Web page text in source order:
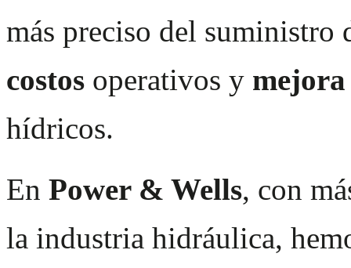
más preciso del suministro
costos operativos y
hídricos.
En Power & Wells, con
la industria hidráulica,